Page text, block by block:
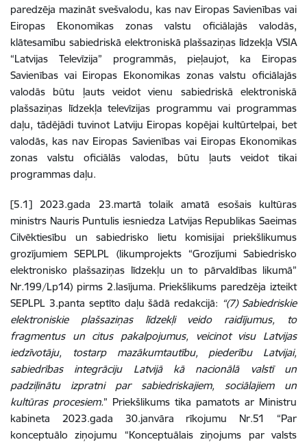
paredzēja mazināt svešvalodu, kas nav Eiropas Savienības vai
Eiropas Ekonomikas zonas valstu oficiālajās valodās,
klātesamību sabiedriskā elektroniskā plašsaziņas līdzekļa VSIA
“Latvijas Televīzija” programmās, pieļaujot, ka Eiropas
Savienības vai Eiropas Ekonomikas zonas valstu oficiālajās
valodās būtu ļauts veidot vienu sabiedriskā elektroniskā
plašsaziņas līdzekļa televīzijas programmu vai programmas
daļu, tādējādi tuvinot Latviju Eiropas kopējai kultūrtelpai, bet
valodās, kas nav Eiropas Savienības vai Eiropas Ekonomikas
zonas valstu oficiālās valodas, būtu ļauts veidot tikai
programmas daļu.
[5.1] 2023.gada 23.martā tolaik amatā esošais kultūras
ministrs Nauris Puntulis iesniedza Latvijas Republikas Saeimas
Cilvēktiesību un sabiedrisko lietu komisijai priekšlikumus
grozījumiem SEPLPL (likumprojekts “Grozījumi Sabiedrisko
elektronisko plašsaziņas līdzekļu un to pārvaldības likumā”
Nr.199/Lp14) pirms 2.lasījuma. Priekšlikums paredzēja izteikt
SEPLPL 3.panta septīto daļu šādā redakcijā: “(7) Sabiedriskie
elektroniskie plašsaziņas līdzekļi veido raidījumus, to
fragmentus un citus pakalpojumus, veicinot visu Latvijas
iedzīvotāju, tostarp mazākumtautību, piederību Latvijai,
sabiedrības integrāciju Latvijā kā nacionālā valstī un
padziļinātu izpratni par sabiedriskajiem, sociālajiem un
kultūras procesiem.” Priekšlikums tika pamatots ar Ministru
kabineta 2023.gada 30.janvāra rīkojumu Nr.51 “Par
konceptuālo ziņojumu “Konceptuālais ziņojums par valsts